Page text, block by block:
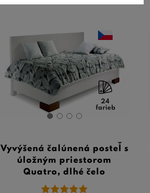
24
farieb
Vyvýšená čalúnená posteľ s
úložným priestorom
Quatro, dlhé čelo